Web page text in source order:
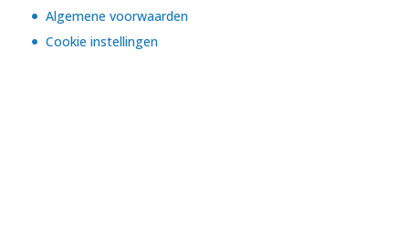
Algemene voorwaarden
Cookie instellingen